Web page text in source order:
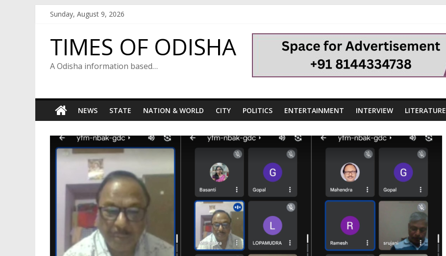
Sunday, August 9, 2026
TIMES OF ODISHA
A Odisha information based…
NEWS STATE NATION & WORLD CITY POLITICS ENTERTAINMENT INTERVIEW LITERATURE